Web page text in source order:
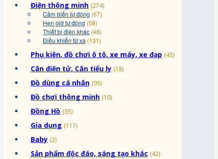
Điện thông minh (274)
Cảm biến tự động (67)
Hẹn giờ tự động (58)
Thiết bị điện khác (48)
Điều khiển từ xa (131)
Phụ kiện, đồ chơi ô tô, xe máy, xe đạp (43)
Cân điện tử, Cân tiểu ly (18)
Đồ dùng cá nhân (95)
Đồ chơi thông minh (10)
Đồng Hồ (35)
Gia dụng (117)
Baby (2)
Sản phẩm độc đáo, sáng tạo khác (42)